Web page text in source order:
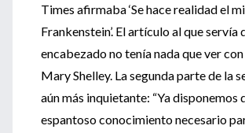
Times afirmaba ‘Se hace realidad el
Frankenstein’. El artículo al que servía
encabezado no tenía nada que ver
Mary Shelley. La segunda parte de la
aún más inquietante: “Ya disponemos
espantoso conocimiento necesario